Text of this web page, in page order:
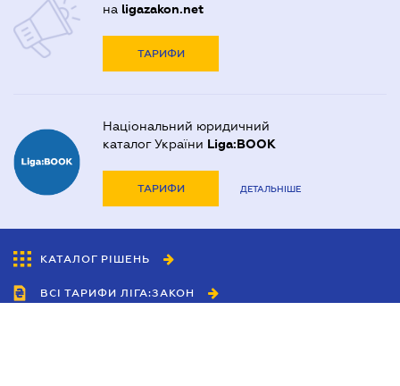
на ligazakon.net
ТАРИФИ
Національний юридичний
каталог України Liga:BOOK
ТАРИФИ ДЕТАЛЬНІШЕ
КАТАЛОГ РІШЕНЬ
ВСІ ТАРИФИ ЛІГА:ЗАКОН